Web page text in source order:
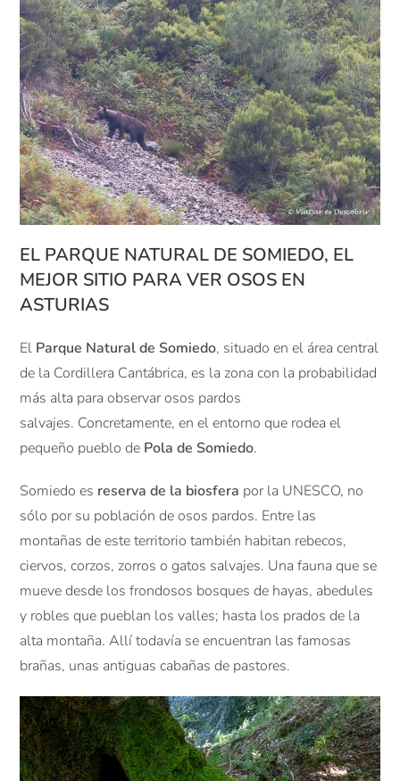
EL PARQUE NATURAL DE SOMIEDO, EL
MEJOR SITIO PARA VER OSOS EN
ASTURIAS
El Parque Natural de Somiedo, situado en el área central
de la Cordillera Cantábrica, es la zona con la probabilidad
más alta para observar osos pardos
salvajes. Concretamente, en el entorno que rodea el
pequeño pueblo de Pola de Somiedo.
Somiedo es reserva de la biosfera por la UNESCO, no
sólo por su población de osos pardos. Entre las
montañas de este territorio también habitan rebecos,
ciervos, corzos, zorros o gatos salvajes. Una fauna que se
mueve desde los frondosos bosques de hayas, abedules
y robles que pueblan los valles; hasta los prados de la
alta montaña. Allí todavía se encuentran las famosas
brañas, unas antiguas cabañas de pastores.